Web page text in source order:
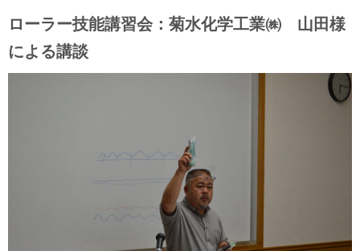
ローラー技能講習会：菊水化学工業㈱ 山田様
による講談